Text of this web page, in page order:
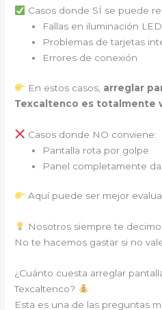
Casos donde SÍ se puede
Fallas en iluminación LED
Problemas de tarjetas
Errores de conexión
En estos casos, arreglar
Texcaltenco es totalmente
Casos donde NO conviene:
Pantalla rota por golpe
Panel completamente
Aquí puede ser mejor
Nosotros siempre te
No te hacemos gastar si no
¿Cuánto cuesta arreglar
Texcaltenco?
Esta es una de las preguntas